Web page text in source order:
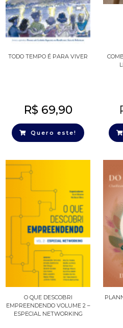
TODO TEMPO É PARA VIVER
R$69,90
Quero este!
O QUE DESCOBRI
EMPREENDENDO VOLUME 2 –
ESPECIAL NETWORKING